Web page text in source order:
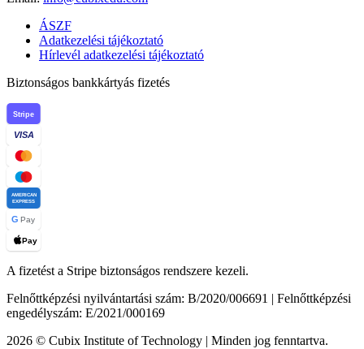
ÁSZF
Adatkezelési tájékoztató
Hírlevél adatkezelési tájékoztató
Biztonságos bankkártyás fizetés
Stripe
VISA
AMERICAN
EXPRESS
G Pay
Pay
A fizetést a Stripe biztonságos rendszere kezeli.
Felnőttképzési nyilvántartási szám: B/2020/006691 | Felnőttképzési
engedélyszám: E/2021/000169
2026 © Cubix Institute of Technology | Minden jog fenntartva.